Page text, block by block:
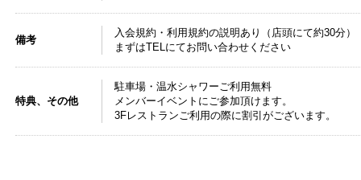
備考
入会規約・利用規約の説明あり（店頭にて約30分）
まずはTELにてお問い合わせください
特典、その他
駐車場・温水シャワーご利用無料
メンバーイベントにご参加頂けます。
3Fレストランご利用の際に割引がございます。